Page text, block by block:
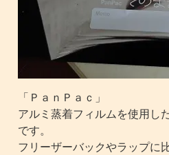
「ＰａｎＰａｃ」
アルミ蒸着フィルムを使用し
です。
フリーザーバックやラップに